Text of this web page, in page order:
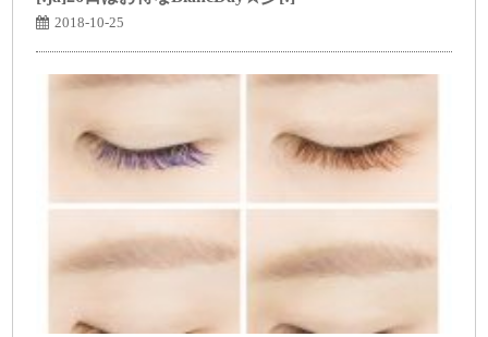
2018-10-25